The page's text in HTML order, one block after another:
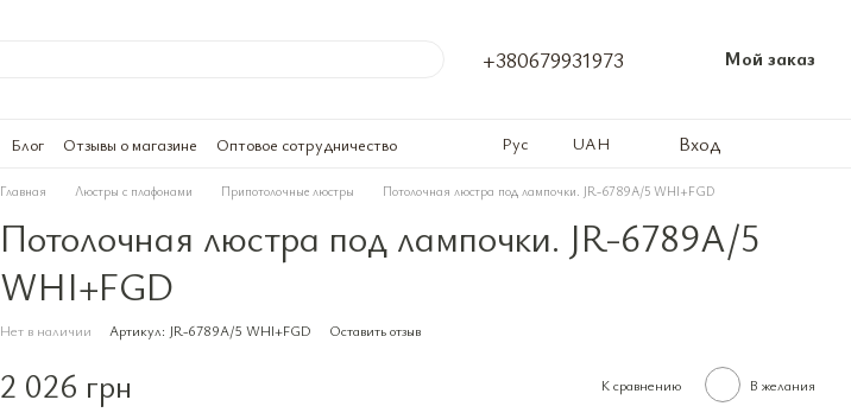
+380679931973 Мой заказ
Блог Отзывы о магазине Оптовое сотрудничество Рус UAH Вход
Главная Люстры с плафонами Припотолочные люстры Потолочная люстра под лампочки. JR-6789A/5 WHI+FGD
Потолочная люстра под лампочки. JR-6789A/5
WHI+FGD
Нет в наличии Артикул: JR-6789A/5 WHI+FGD Оставить отзыв
2 026 грн К сравнению В желания